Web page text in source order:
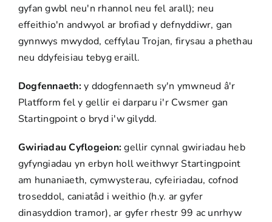
gyfan gwbl neu'n rhannol neu fel arall); neu
effeithio'n andwyol ar brofiad y defnyddiwr, gan
gynnwys mwydod, ceffylau Trojan, firysau a phethau
neu ddyfeisiau tebyg eraill.
Dogfennaeth:y ddogfennaeth sy'n ymwneud â'r
Platfform fel y gellir ei darparu i'r Cwsmer gan
Startingpoint o bryd i'w gilydd.
Gwiriadau Cyflogeion:gellir cynnal gwiriadau heb
gyfyngiadau yn erbyn holl weithwyr Startingpoint
am hunaniaeth, cymwysterau, cyfeiriadau, cofnod
troseddol, caniatâd i weithio (h.y. ar gyfer
dinasyddion tramor), ar gyfer rhestr 99 ac unrhyw